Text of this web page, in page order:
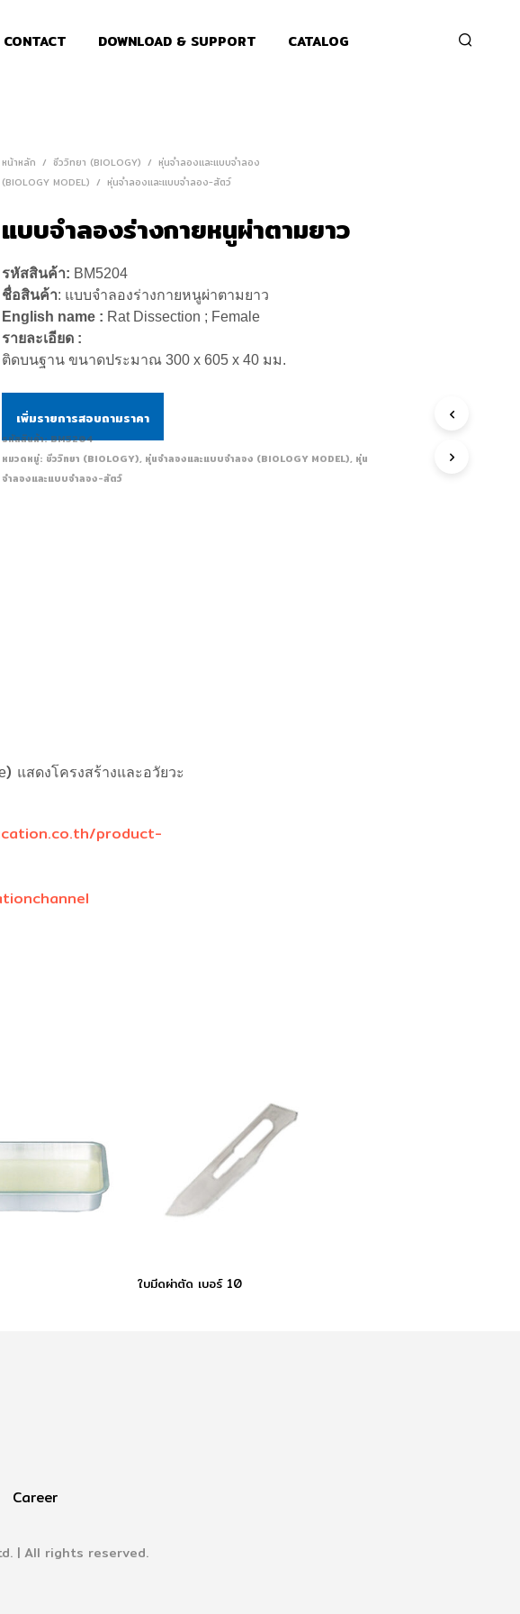
CONTACT DOWNLOAD & SUPPORT CATALOG
หน้าหลัก / ชีววิทยา (BIOLOGY) / หุ่นจำลองและแบบจำลอง
(BIOLOGY MODEL) / หุ่นจำลองและแบบจำลอง-สัตว์
แบบจำลองร่างกายหนูผ่าตามยาว
รหัสสินค้า: BM5204
ชื่อสินค้า: แบบจำลองร่างกายหนูผ่าตามยาว
English name : Rat Dissection ; Female
รายละเอียด :
ติดบนฐาน ขนาดประมาณ 300 x 605 x 40 มม.
เพิ่มรายการสอบถามราคา
รหัสสินค้า:BM5204
หมวดหมู่: ชีววิทยา (BIOLOGY), หุ่นจำลองและแบบจำลอง (BIOLOGY MODEL), หุ่น
จำลองและแบบจำลอง-สัตว์